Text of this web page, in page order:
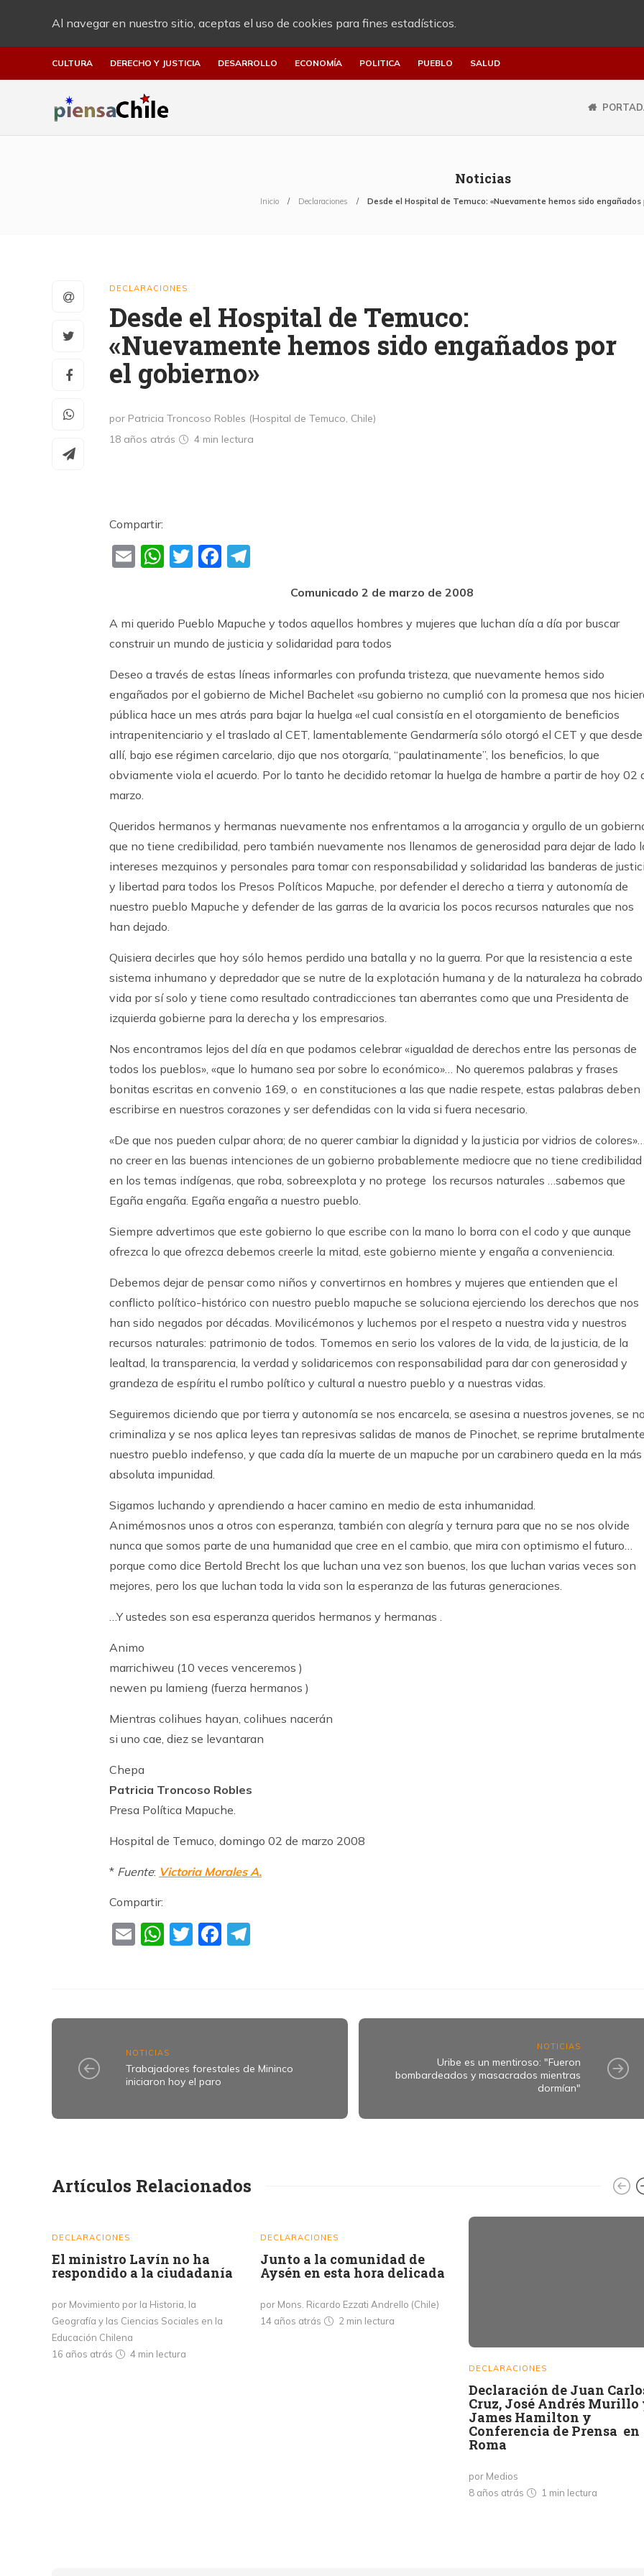
Al navegar en nuestro sitio, aceptas el uso de cookies para fines estadísticos.
CULTURA DERECHO Y JUSTICIA DESARROLLO ECONOMÍA POLITICA PUEBLO SALUD
Noticias
Inicio Declaraciones Desde el Hospital de Temuco: «Nuevamente hemos sido engañados
DECLARACIONES
Desde el Hospital de Temuco:
«Nuevamente hemos sido engañados por
el gobierno»
por Patricia Troncoso Robles (Hospital de Temuco, Chile)
18 años atrás
4 min lectura
Compartir:
EmailWhatsApp
TwitterFacebook
Comunicado 2 de marzo de 2008
A mi querido Pueblo Mapuche y todos aquellos hombres y mujeres que luchan día a día por buscar
construir un mundo de justicia y solidaridad para todos
Deseo a través de estas líneas informarles con profunda tristeza, que nuevamente hemos sido
engañados por el gobierno de Michel Bachelet «su gobierno no cumplió con la promesa que nos
pública hace un mes atrás para bajar la huelga «el cual consistía en el otorgamiento de beneficios
intrapenitenciario y el traslado al CET, lamentablemente Gendarmería sólo otorgó el CET y que desde
allí, bajo ese régimen carcelario, dijo que nos otorgaría, “paulatinamente”, los beneficios, lo que
obviamente viola el acuerdo. Por lo tanto he decidido retomar la huelga de hambre a partir de hoy 02
marzo.
Queridos hermanos y hermanas nuevamente nos enfrentamos a la arrogancia y orgullo de un
que no tiene credibilidad, pero también nuevamente nos llenamos de generosidad para dejar de lado
intereses mezquinos y personales para tomar con responsabilidad y solidaridad las banderas de
y libertad para todos los Presos Políticos Mapuche, por defender el derecho a tierra y autonomía de
nuestro pueblo Mapuche y defender de las garras de la avaricia los pocos recursos naturales que nos
han dejado.
Quisiera decirles que hoy sólo hemos perdido una batalla y no la guerra. Por que la resistencia a este
sistema inhumano y depredador que se nutre de la explotación humana y de la naturaleza ha cobrado
vida por sí solo y tiene como resultado contradicciones tan aberrantes como que una Presidenta de
izquierda gobierne para la derecha y los empresarios.
Nos encontramos lejos del día en que podamos celebrar «igualdad de derechos entre las personas de
todos los pueblos», «que lo humano sea por sobre lo económico»… No queremos palabras y frases
bonitas escritas en convenio 169, o en constituciones a las que nadie respete, estas palabras deben
escribirse en nuestros corazones y ser defendidas con la vida si fuera necesario.
«De que nos pueden culpar ahora; de no querer cambiar la dignidad y la justicia por vidrios de colores»…
no creer en las buenas intenciones de un gobierno probablemente mediocre que no tiene credibilidad
en los temas indígenas, que roba, sobreexplota y no protege los recursos naturales …sabemos que
Egaña engaña. Egaña engaña a nuestro pueblo.
Siempre advertimos que este gobierno lo que escribe con la mano lo borra con el codo y que aunque
ofrezca lo que ofrezca debemos creerle la mitad, este gobierno miente y engaña a conveniencia.
Debemos dejar de pensar como niños y convertirnos en hombres y mujeres que entienden que el
conflicto político-histórico con nuestro pueblo mapuche se soluciona ejerciendo los derechos que nos
han sido negados por décadas. Movilicémonos y luchemos por el respeto a nuestra vida y nuestros
recursos naturales: patrimonio de todos. Tomemos en serio los valores de la vida, de la justicia, de la
lealtad, la transparencia, la verdad y solidaricemos con responsabilidad para dar con generosidad y
grandeza de espíritu el rumbo político y cultural a nuestro pueblo y a nuestras vidas.
Seguiremos diciendo que por tierra y autonomía se nos encarcela, se asesina a nuestros jovenes, se
criminaliza y se nos aplica leyes tan represivas salidas de manos de Pinochet, se reprime
nuestro pueblo indefenso, y que cada día la muerte de un mapuche por un carabinero queda en la más
absoluta impunidad.
Sigamos luchando y aprendiendo a hacer camino en medio de esta inhumanidad.
Animémosnos unos a otros con esperanza, también con alegría y ternura para que no se nos olvide
nunca que somos parte de una humanidad que cree en el cambio, que mira con optimismo el futuro…
porque como dice Bertold Brecht los que luchan una vez son buenos, los que luchan varias veces son
mejores, pero los que luchan toda la vida son la esperanza de las futuras generaciones.
…Y ustedes son esa esperanza queridos hermanos y hermanas .
Animo
marrichiweu (10 veces venceremos )
newen pu lamieng (fuerza hermanos )
Mientras colihues hayan, colihues nacerán
si uno cae, diez se levantaran
Chepa
Patricia Troncoso Robles
Presa Política Mapuche.
Hospital de Temuco, domingo 02 de marzo 2008
* Fuente: Victoria Morales A.
Compartir:
EmailWhatsApp
TwitterFacebook
NOTICIAS
Trabajadores forestales de Mininco
iniciaron hoy el paro
NOTICIAS
Uribe es un mentiroso: "Fueron
bombardeados y masacrados mientras
dormían"
Artículos Relacionados
DECLARACIONES
El ministro Lavín no ha
respondido a la ciudadanía
por Movimiento por la Historia, la
Geografía y las Ciencias Sociales en la
Educación Chilena
16 años atrás
4 min lectura
DECLARACIONES
Junto a la comunidad de
Aysén en esta hora delicada
por Mons. Ricardo Ezzati Andrello (Chile)
14 años atrás
2 min lectura
DECLARACIONES
Declaración de Juan
Cruz, José Andrés Murillo
James Hamilton y
Conferencia de Prensa en
Roma
por Medios
8 años atrás
1 min lectura